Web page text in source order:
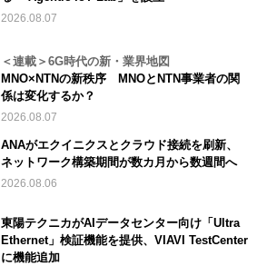
2026.08.07
＜連載＞6G時代の新・業界地図
MNO×NTNの新秩序 MNOとNTN事業者の関
係は変化するか？
2026.08.07
ANAがエクイニクスとクラウド接続を刷新、
ネットワーク構築期間が数カ月から数週間へ
2026.08.06
東陽テクニカがAIデータセンター向け「Ultra
Ethernet」検証機能を提供、VIAVI TestCenter
に機能追加